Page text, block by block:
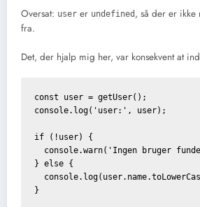
Oversat: user er undefined , så der er ikke
fra.
Det, der hjalp mig her, var konsekvent at
const user = getUser();
console.log('user:', user);
if (!user) {
console.warn('Ingen bruger
} else {
}